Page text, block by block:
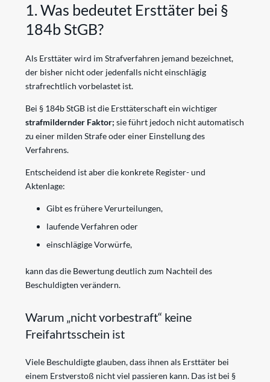
1. Was bedeutet Ersttäter bei §
184b StGB?
Als Ersttäter wird im Strafverfahren jemand bezeichnet,
der bisher nicht oder jedenfalls nicht einschlägig
strafrechtlich vorbelastet ist.
Bei § 184b StGB ist die Ersttäterschaft ein wichtiger
strafmildernder Faktor; sie führt jedoch nicht automatisch
zu einer milden Strafe oder einer Einstellung des
Verfahrens.
Entscheidend ist aber die konkrete Register- und
Aktenlage:
Gibt es frühere Verurteilungen,
laufende Verfahren oder
einschlägige Vorwürfe,
kann das die Bewertung deutlich zum Nachteil des
Beschuldigten verändern.
Warum „nicht vorbestraft“ keine
Freifahrtsschein ist
Viele Beschuldigte glauben, dass ihnen als Ersttäter bei
einem Erstverstoß nicht viel passieren kann. Das ist bei §